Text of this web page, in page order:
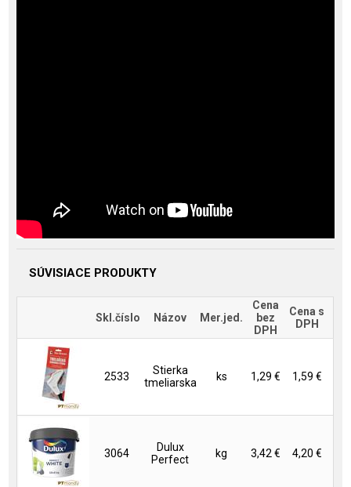
SÚVISIACE PRODUKTY
Skl.číslo Názov Mer.jed.
Cena
bez
DPH
Cena s
DPH
2533
Stierka
tmeliarska
ks 1,29 € 1,59 €
3064
Dulux
Perfect
kg 3,42 € 4,20 €